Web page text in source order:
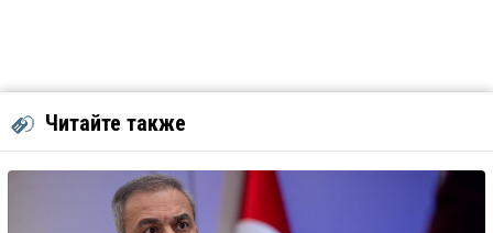
Читайте также